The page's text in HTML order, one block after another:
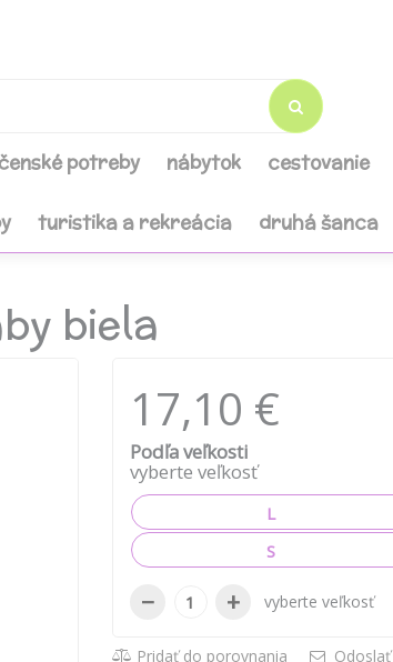
potreby nábytok cestovanie
turistika a rekreácia druhá šanca
biela
17,10 €
Podľa veľkosti
vyberte veľkosť
L
S
− + vyberte veľkosť
Pridať do porovnania